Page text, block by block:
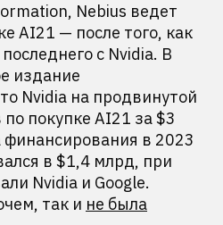
Nebius ведет
AI21 — после того, как
с Nvidia. В
издание
Nvidia на продвинутой
покупке AI21 за $3
в 2023
в $1,4 млрд, при
Nvidia и Google.
так и не была